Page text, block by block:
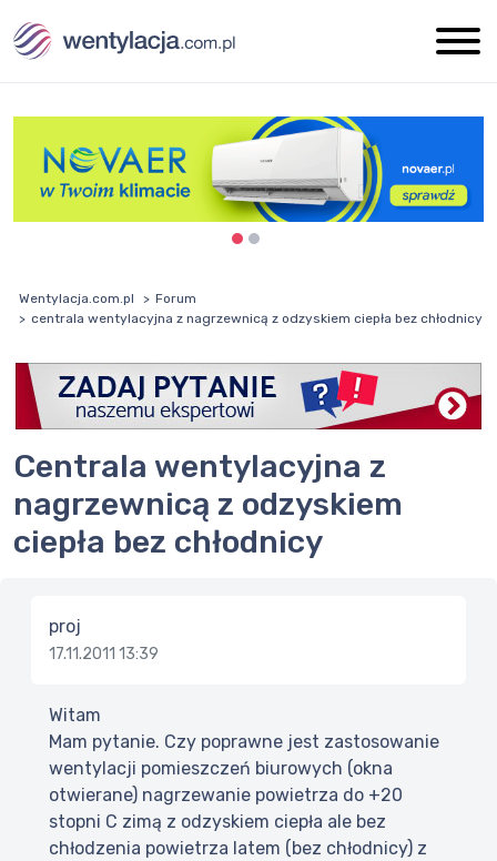
Wentylacja.com.pl
Forum
centrala wentylacyjna z nagrzewnicą z odzyskiem ciepła bez chłodnicy
centrala wentylacyjna z
nagrzewnicą z odzyskiem
ciepła bez chłodnicy
proj
17.11.2011 13:39
Witam
Mam pytanie. Czy poprawne jest zastosowanie
wentylacji pomieszczeń biurowych (okna
otwierane) nagrzewanie powietrza do +20
stopni C zimą z odzyskiem ciepła ale bez
chłodzenia powietrza latem (bez chłodnicy) z